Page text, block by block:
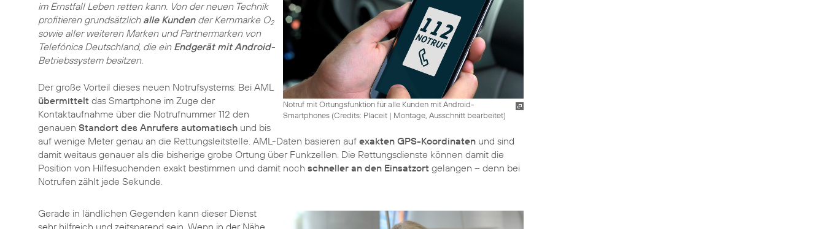
Notruf mit Ortungsfunktion für alle Kunden mit Android-
Smartphones (Credits: Placeit| Montage, Ausschnitt bearbeitet)
im Ernstfall Leben retten kann. Von der neuen Technik
profitieren grundsätzlich alle Kundender Kernmarke O2
sowie aller weiteren Marken und Partnermarken von
Telefónica Deutschland, die ein Endgerät mit Android-
Betriebssystem besitzen.
Der große Vorteil dieses neuen Notrufsystems: Bei AML
übermittelt das Smartphone im Zuge der
Kontaktaufnahme über die Notrufnummer 112 den
genauen Standort des Anrufers automatisch und bis
auf wenige Meter genau an die Rettungsleitstelle. AML-Daten basieren auf exakten GPS-Koordinaten und sind
damit weitaus genauer als die bisherige grobe Ortung über Funkzellen. Die Rettungsdienste können damit die
Position von Hilfesuchenden exakt bestimmen und damit noch schneller an den Einsatzort gelangen – denn bei
Notrufen zählt jede Sekunde.
Gerade in ländlichen Gegenden kann dieser Dienst
sehr hilfreich und zeitsparend sein. Wenn in der Nähe